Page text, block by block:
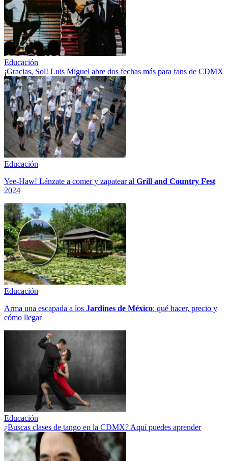
Educación
¡Gracias, Sol! Luis Miguel abre dos fechas más para fans de CDMX
Educación
Yee-Haw! Lánzate a comer y zapatear al Grill and Country Fest
2024
Educación
Arma una escapada a los Jardines de México: qué hacer, precio y
cómo llegar
Educación
¿Buscas clases de tango en la CDMX? Aquí puedes aprender